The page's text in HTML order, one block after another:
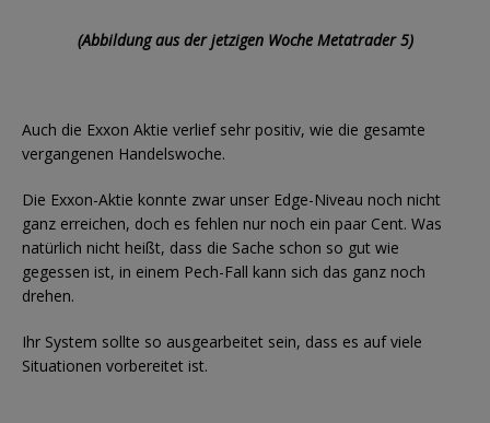
(Abbildung aus der jetzigen Woche Metatrader 5)
Auch die Exxon Aktie verlief sehr positiv, wie die gesamte
vergangenen Handelswoche.
Die Exxon-Aktie konnte zwar unser Edge-Niveau noch nicht
ganz erreichen, doch es fehlen nur noch ein paar Cent. Was
natürlich nicht heißt, dass die Sache schon so gut wie
gegessen ist, in einem Pech-Fall kann sich das ganz noch
drehen.
Ihr System sollte so ausgearbeitet sein, dass es auf viele
Situationen vorbereitet ist.